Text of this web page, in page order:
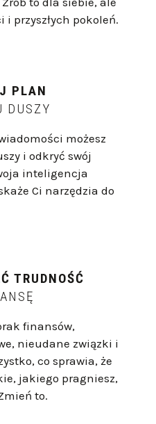
przyszłych pokoleń.
PLAN
DUSZY
możesz
i odkryć swój
inteligencja
Ci narzędzia do
TRUDNOŚĆ
finansów,
nieudane związki i
co sprawia, że
jakiego pragniesz,
to.